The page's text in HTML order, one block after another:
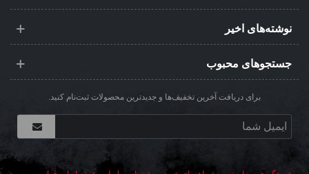
نوشته‌های اخیر
جستجوهای محبوب
برای دریافت آخرین تخفیف‌ها و جدیدترین محصولات ثبت‌نام کنید.